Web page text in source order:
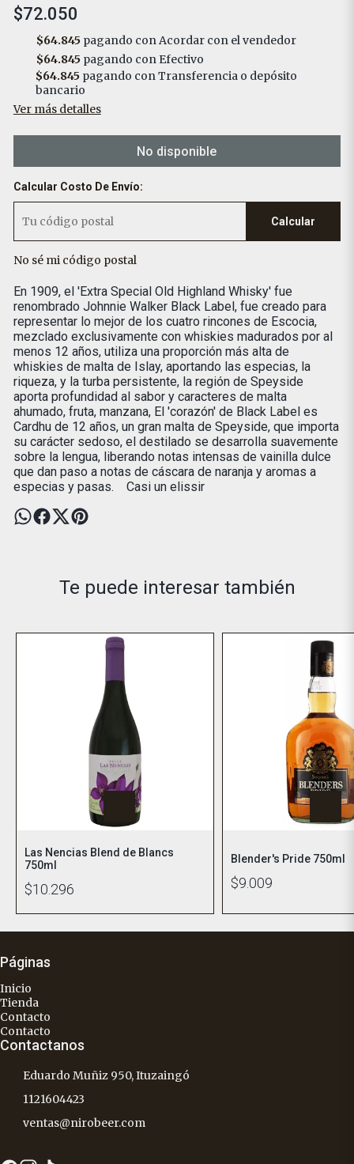
$72.050
$64.845 pagando con Acordar con el vendedor
$64.845 pagando con Efectivo
$64.845 pagando con Transferencia o depósito
bancario
Ver más detalles
No disponible
Calcular Costo De Envío:
Calcular
No sé mi código postal
En 1909, el 'Extra Special Old Highland Whisky' fue
renombrado Johnnie Walker Black Label, fue creado para
representar lo mejor de los cuatro rincones de Escocia,
mezclado exclusivamente con whiskies madurados por al
menos 12 años, utiliza una proporción más alta de
whiskies de malta de Islay, aportando las especias, la
riqueza, y la turba persistente, la región de Speyside
aporta profundidad al sabor y caracteres de malta
ahumado, fruta, manzana, El 'corazón' de Black Label es
Cardhu de 12 años, un gran malta de Speyside, que importa
su carácter sedoso, el destilado se desarrolla suavemente
sobre la lengua, liberando notas intensas de vainilla dulce
que dan paso a notas de cáscara de naranja y aromas a
especias y pasas. Casi un elissir
Te puede interesar también
Las Nencias Blend de Blancs
750ml
$10.296
Blender's Pride 750ml
$9.009
Páginas
Inicio
Tienda
Contacto
Contacto
Contactanos
Eduardo Muñiz 950, Ituzaingó
1121604423
ventas@nirobeer.com